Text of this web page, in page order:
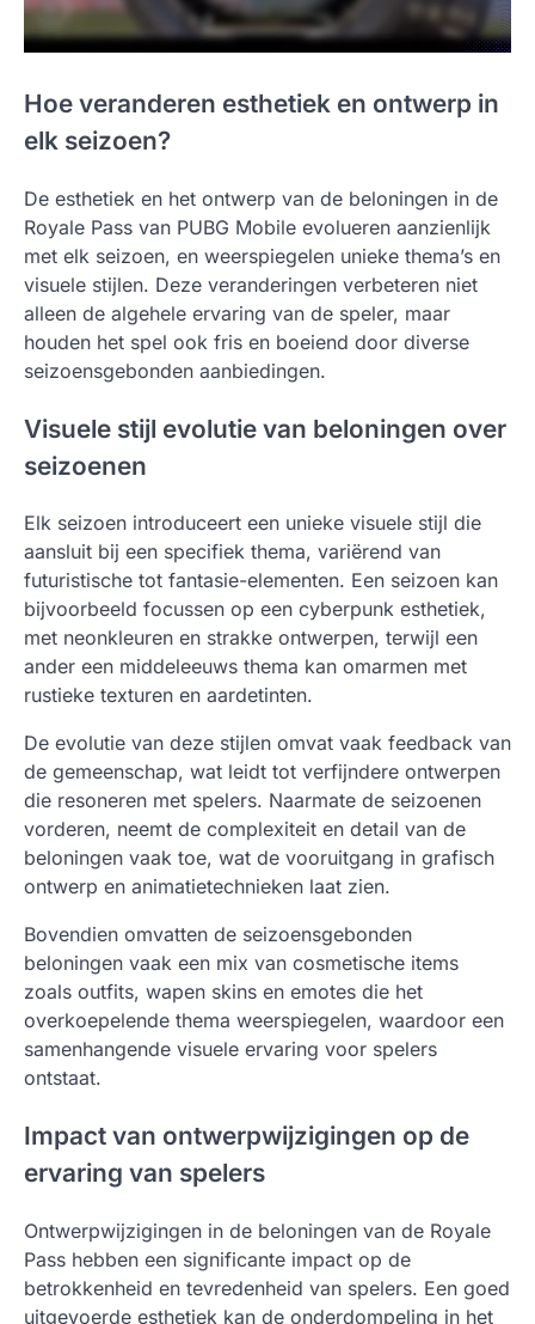
Hoe veranderen esthetiek en ontwerp in
elk seizoen?
De esthetiek en het ontwerp van de beloningen in de
Royale Pass van PUBG Mobile evolueren aanzienlijk
met elk seizoen, en weerspiegelen unieke thema’s en
visuele stijlen. Deze veranderingen verbeteren niet
alleen de algehele ervaring van de speler, maar
houden het spel ook fris en boeiend door diverse
seizoensgebonden aanbiedingen.
Visuele stijl evolutie van beloningen over
seizoenen
Elk seizoen introduceert een unieke visuele stijl die
aansluit bij een specifiek thema, variërend van
futuristische tot fantasie-elementen. Een seizoen kan
bijvoorbeeld focussen op een cyberpunk esthetiek,
met neonkleuren en strakke ontwerpen, terwijl een
ander een middeleeuws thema kan omarmen met
rustieke texturen en aardetinten.
De evolutie van deze stijlen omvat vaak feedback van
de gemeenschap, wat leidt tot verfijndere ontwerpen
die resoneren met spelers. Naarmate de seizoenen
vorderen, neemt de complexiteit en detail van de
beloningen vaak toe, wat de vooruitgang in grafisch
ontwerp en animatietechnieken laat zien.
Bovendien omvatten de seizoensgebonden
beloningen vaak een mix van cosmetische items
zoals outfits, wapen skins en emotes die het
overkoepelende thema weerspiegelen, waardoor een
samenhangende visuele ervaring voor spelers
ontstaat.
Impact van ontwerpwijzigingen op de
ervaring van spelers
Ontwerpwijzigingen in de beloningen van de Royale
Pass hebben een significante impact op de
betrokkenheid en tevredenheid van spelers. Een goed
uitgevoerde esthetiek kan de onderdompeling in het